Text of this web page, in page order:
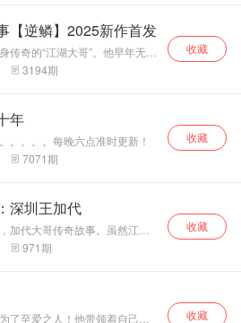
大哥孙世贤的 江
始末，喜欢听的
个关注， 每天晚
上六点持续更新！
你讲述加代大
欢听的留个关注，每天晚上6
【逆鳞】2025新作首发
传奇的“江湖大哥”。他早年无
贱仔”， 生活贫苦，以带小孩
艰难中起步。短短十几年间，
色产业。 故事将从1975年起，
出身、对权力的极度渴望， 以
的道路上一步步走向“辉煌”与落
不为人知的江湖传奇背后的真
播讲， 每晚六点，不见不散！
3194期
收藏
年
。。。。每晚六点准时更新！
7071期
收藏
深圳王加代
加代大哥传奇故事。虽然江湖
于加代的光辉岁月还在继续，
生，恍如大梦一场，那段热血
画上了浓墨重彩的一笔！
971期
收藏
了至爱之人！他带领着自己的
收藏